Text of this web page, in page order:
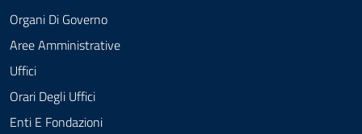
Organi Di Governo
Aree Amministrative
Uffici
Orari Degli Uffici
Enti E Fondazioni